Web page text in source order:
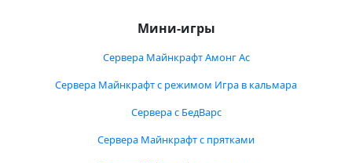
Мини-игры
Сервера Майнкрафт Амонг Ас
Сервера Майнкрафт с режимом Игра в кальмара
Сервера с БедВарс
Сервера Майнкрафт с прятками